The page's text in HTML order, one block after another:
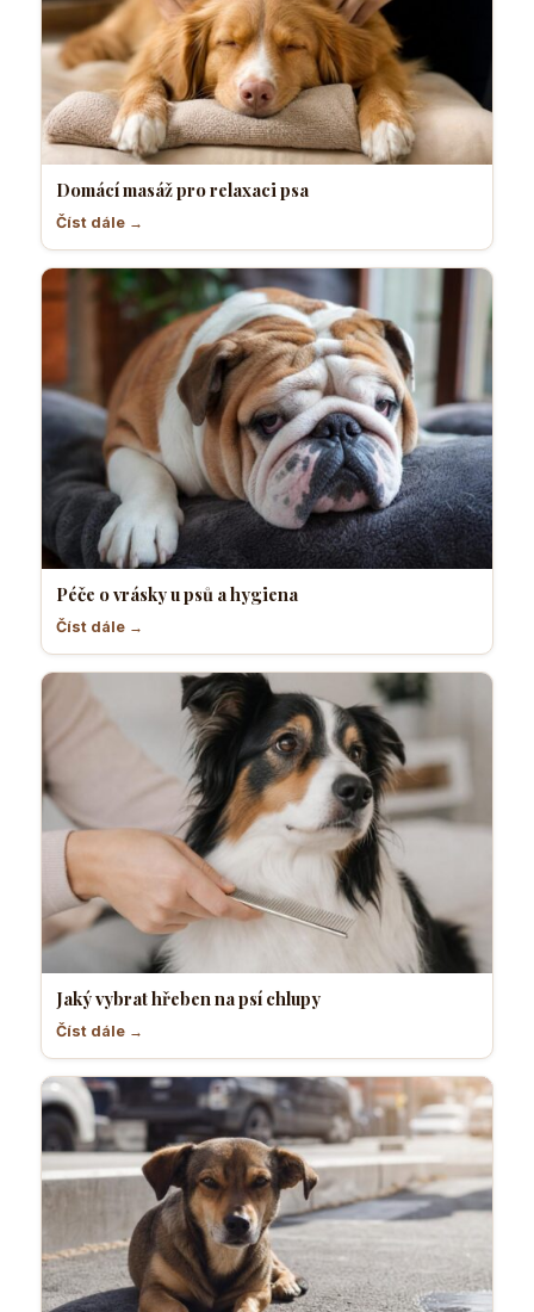
Domácí masáž pro relaxaci psa
Číst dále →
Péče o vrásky u psů a hygiena
Číst dále →
Jaký vybrat hřeben na psí chlupy
Číst dále →